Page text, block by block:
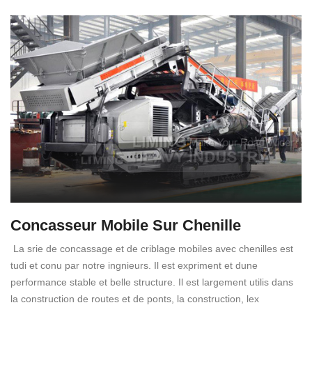
Concasseur Mobile Sur Chenille
La srie de concassage et de criblage mobiles avec chenilles est
tudi et conu par notre ingnieurs. Il est expriment et dune
performance stable et belle structure. Il est largement utilis dans
la construction de routes et de ponts, la construction, lex